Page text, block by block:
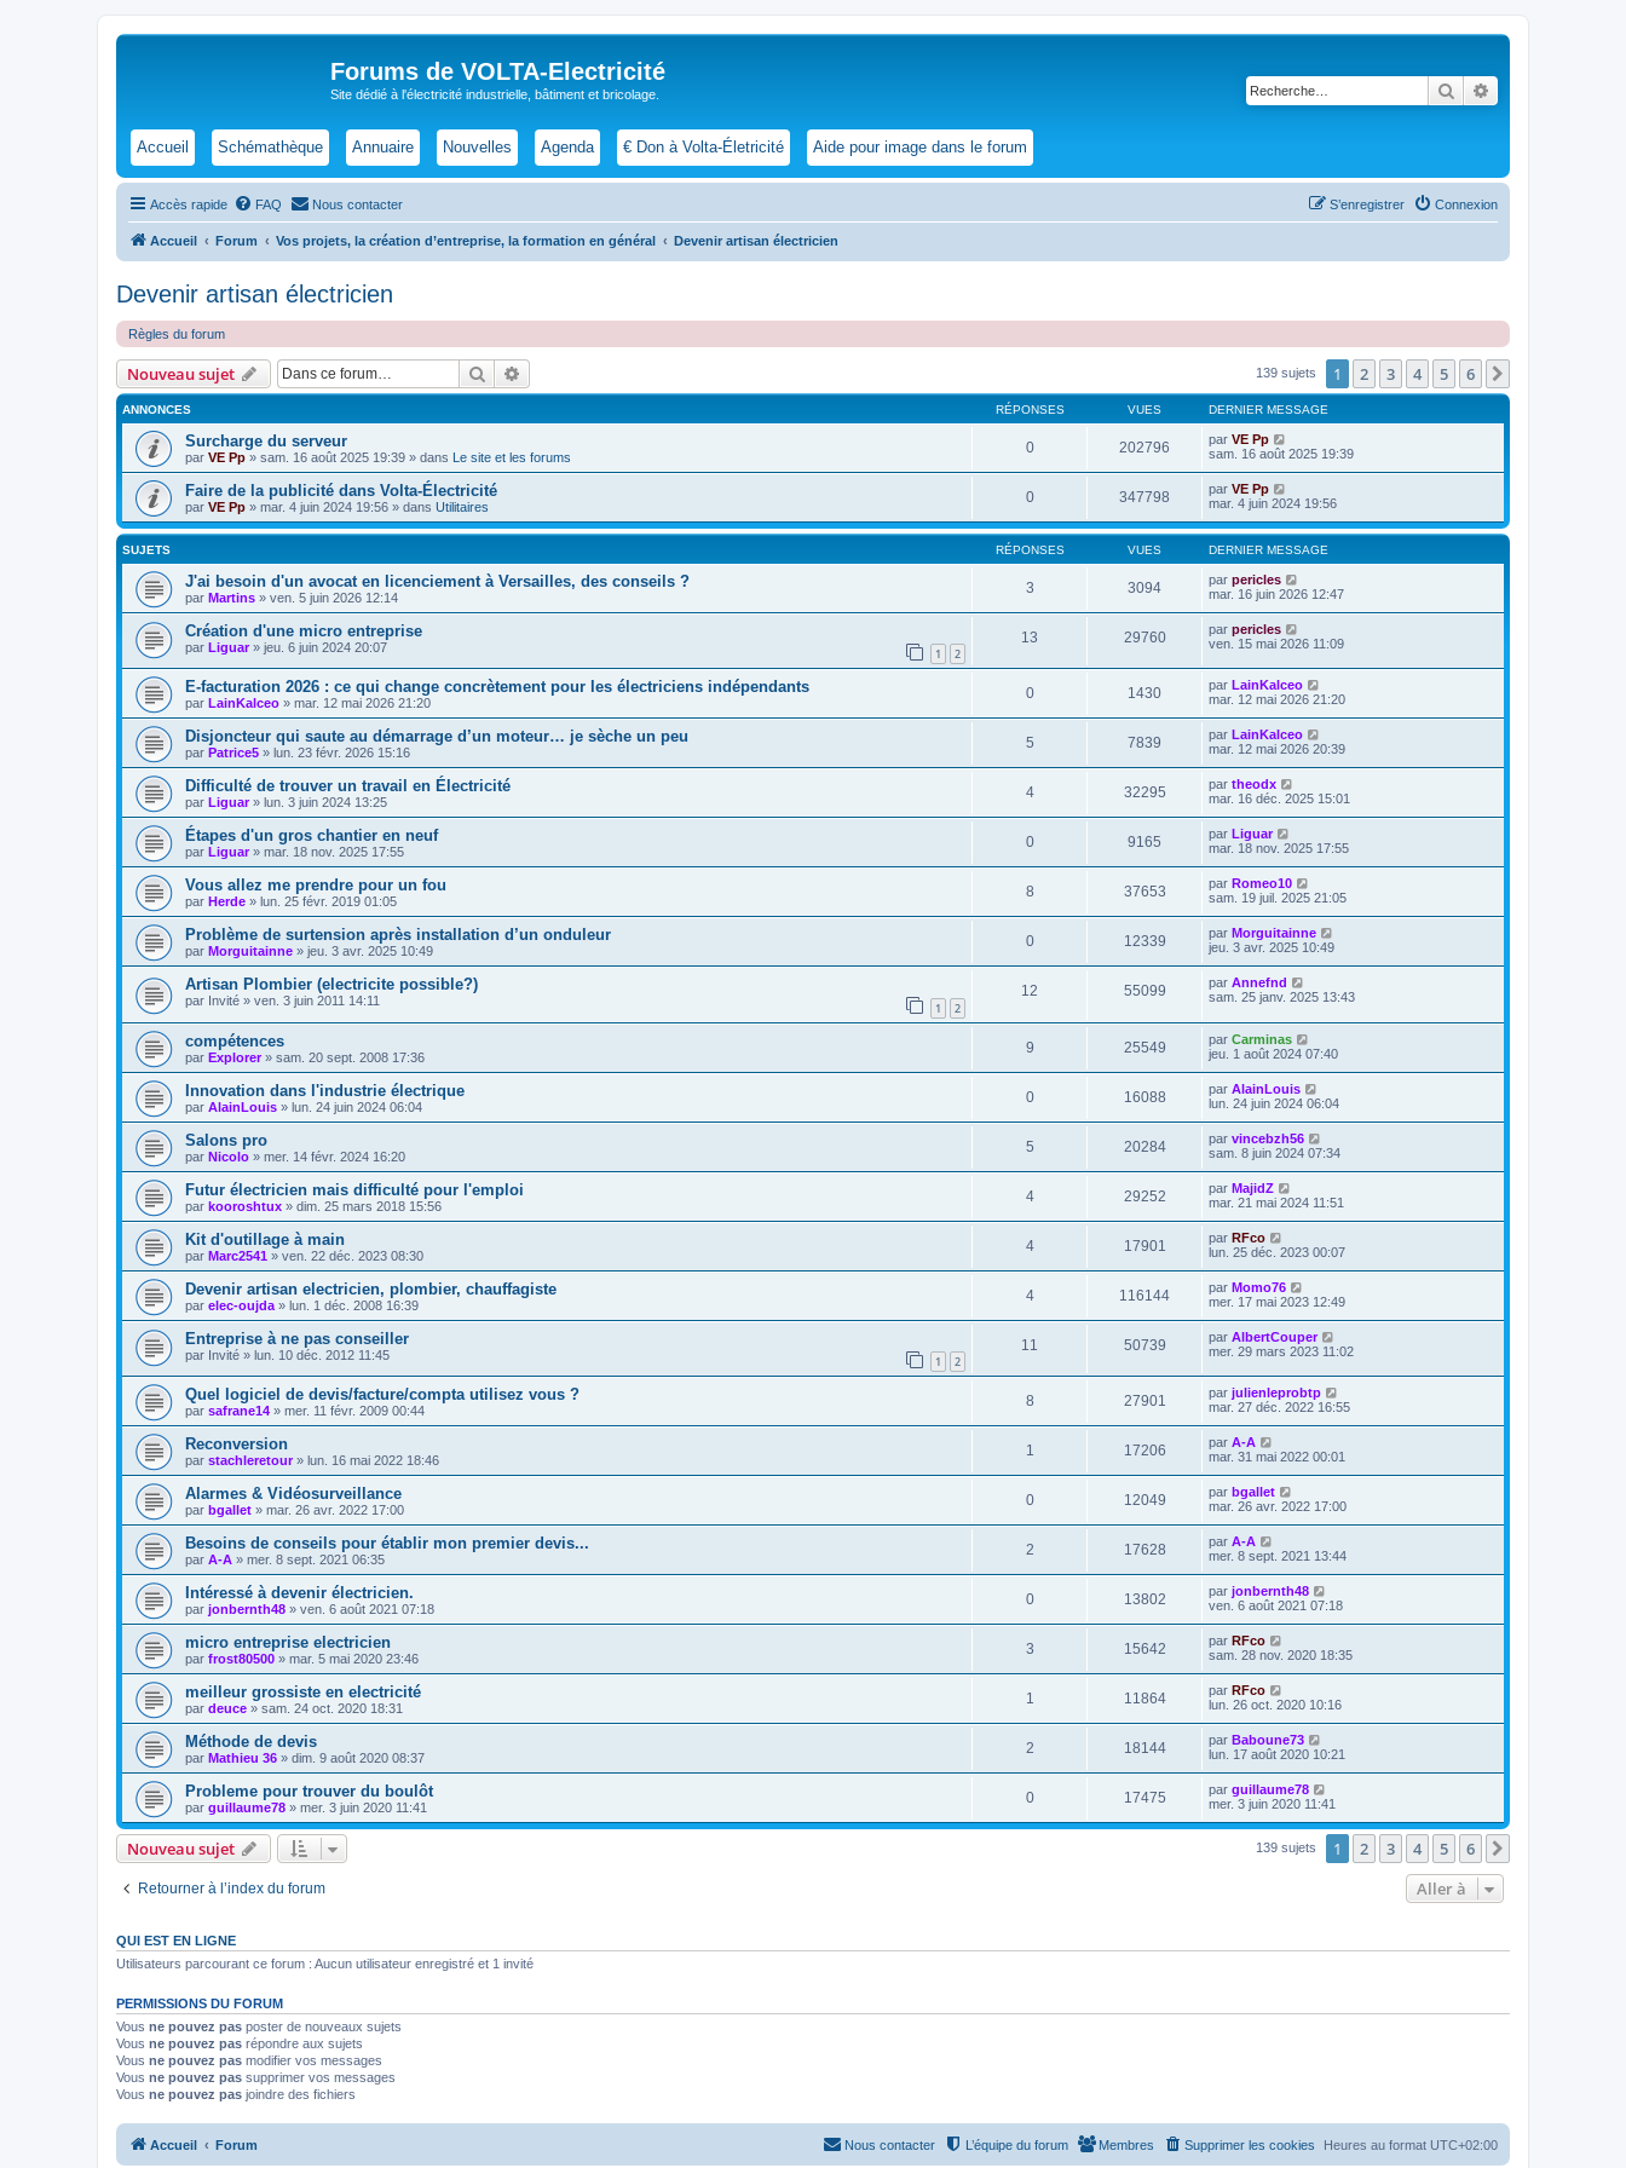
Forums de VOLTA-Electricité
Site dédié à l'électricité industrielle, bâtiment et bricolage. Rechercher
Accueil Schémathèque Annuaire Nouvelles Agenda € Don à Volta-Életricité Aide pour image dans le forum
Accès rapide FAQ Nous contacter Connexion
S’enregistrer
Accueil Forum Vos projets, la création d’entreprise, la formation en général Devenir artisan électricien
Devenir artisan électricien
Règles du forum
Nouveau sujet Rechercher 139 sujets 1 2 3 4 5 6
ANNONCES RÉPONSES VUES DERNIER MESSAGE
Surcharge du serveur
par VE Pp » sam. 16 août 2025 19:39 » dans Le site et les forums
0 202796 par VE Pp
sam. 16 août 2025 19:39
Faire de la publicité dans Volta-Électricité
par VE Pp » mar. 4 juin 2024 19:56 » dans Utilitaires
0 347798 par VE Pp
mar. 4 juin 2024 19:56
SUJETS RÉPONSES VUES DERNIER MESSAGE
J'ai besoin d'un avocat en licenciement à Versailles, des conseils ?
par Martins » ven. 5 juin 2026 12:14
3 3094 par pericles
mar. 16 juin 2026 12:47
Création d'une micro entreprise
par Liguar» jeu. 6 juin 2024 20:07 1 2
13 29760 par pericles
ven. 15 mai 2026 11:09
E-facturation 2026 : ce qui change concrètement pour les électriciens indépendants
par LainKalceo » mar. 12 mai 2026 21:20
0 1430 par LainKalceo
mar. 12 mai 2026 21:20
Disjoncteur qui saute au démarrage d’un moteur… je sèche un peu
par Patrice5 » lun. 23 févr. 2026 15:16
5 7839 par LainKalceo
mar. 12 mai 2026 20:39
Difficulté de trouver un travail en Électricité
par Liguar» lun. 3 juin 2024 13:25
4 32295 par theodx
mar. 16 déc. 2025 15:01
Étapes d'un gros chantier en neuf
par Liguar» mar. 18 nov. 2025 17:55
0 9165 par Liguar
mar. 18 nov. 2025 17:55
Vous allez me prendre pour un fou
par Herde » lun. 25 févr. 2019 01:05
8 37653 par Romeo10
sam. 19 juil. 2025 21:05
Problème de surtension après installation d’un onduleur
par Morguitainne » jeu. 3 avr. 2025 10:49
0 12339 par Morguitainne
jeu. 3 avr. 2025 10:49
Artisan Plombier (electricite possible?)
par Invité » ven. 3 juin 2011 14:11 1 2
12 55099 par Annefnd
sam. 25 janv. 2025 13:43
compétences
par Explorer» sam. 20 sept. 2008 17:36
9 25549 par Carminas
jeu. 1 août 2024 07:40
Innovation dans l'industrie électrique
par AlainLouis » lun. 24 juin 2024 06:04
0 16088 par AlainLouis
lun. 24 juin 2024 06:04
Salons pro
par Nicolo » mer. 14 févr. 2024 16:20
5 20284 par vincebzh56
sam. 8 juin 2024 07:34
Futur électricien mais difficulté pour l'emploi
par kooroshtux » dim. 25 mars 2018 15:56
4 29252 par MajidZ
mar. 21 mai 2024 11:51
Kit d'outillage à main
par Marc2541 » ven. 22 déc. 2023 08:30
4 17901 par RFco
lun. 25 déc. 2023 00:07
Devenir artisan electricien, plombier, chauffagiste
par elec-oujda » lun. 1 déc. 2008 16:39
4 116144 par Momo76
mer. 17 mai 2023 12:49
Entreprise à ne pas conseiller
par Invité » lun. 10 déc. 2012 11:45 1 2
11 50739 par AlbertCouper
mer. 29 mars 2023 11:02
Quel logiciel de devis/facture/compta utilisez vous ?
par safrane14 » mer. 11 févr. 2009 00:44
8 27901 par julienleprobtp
mar. 27 déc. 2022 16:55
Reconversion
par stachleretour» lun. 16 mai 2022 18:46
1 17206 par A-A
mar. 31 mai 2022 00:01
Alarmes & Vidéosurveillance
par bgallet » mar. 26 avr. 2022 17:00
0 12049 par bgallet
mar. 26 avr. 2022 17:00
Besoins de conseils pour établir mon premier devis...
par A-A » mer. 8 sept. 2021 06:35
2 17628 par A-A
mer. 8 sept. 2021 13:44
Intéressé à devenir électricien.
par jonbernth48 » ven. 6 août 2021 07:18
0 13802 par jonbernth48
ven. 6 août 2021 07:18
micro entreprise electricien
par frost80500 » mar. 5 mai 2020 23:46
3 15642 par RFco
sam. 28 nov. 2020 18:35
meilleur grossiste en electricité
par deuce » sam. 24 oct. 2020 18:31
1 11864 par RFco
lun. 26 oct. 2020 10:16
Méthode de devis
par Mathieu 36 » dim. 9 août 2020 08:37
2 18144 par Baboune73
lun. 17 août 2020 10:21
Probleme pour trouver du boulôt
par guillaume78 » mer. 3 juin 2020 11:41
0 17475 par guillaume78
mer. 3 juin 2020 11:41
Nouveau sujet 139 sujets 1 2 3 4 5 6
Retourner à l’index du forum Aller à
QUI EST EN LIGNE
Utilisateurs parcourant ce forum : Aucun utilisateur enregistré et 1 invité
PERMISSIONS DU FORUM
Vous ne pouvez pas poster de nouveaux sujets
Vous ne pouvez pas répondre aux sujets
Vous ne pouvez pas modifier vos messages
Vous ne pouvez pas supprimer vos messages
Vous ne pouvez pas joindre des fichiers
Accueil Forum Heures au format UTC+02:00
Supprimer les cookies
Membres
L’équipe du forum
Nous contacter